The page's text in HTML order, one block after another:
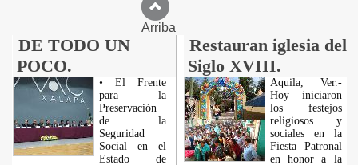
Arriba
DE TODO UN
POCO.
Restauran iglesia del
Siglo XVIII.
• El Frente
para la
Preservación
de la
Seguridad
Social en el
Estado de
Aquila, Ver.-
Hoy iniciaron
los festejos
religiosos y
sociales en la
Fiesta Patronal
en honor a la